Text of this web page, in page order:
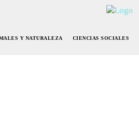
Y NATURALEZA CIENCIAS SOCIALES